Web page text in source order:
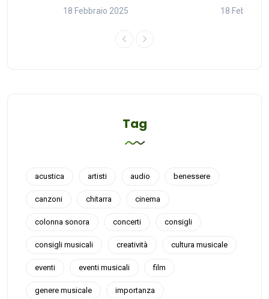
18 Febbraio 2025 18 Febbraio
Tag
acustica artisti audio benessere
canzoni chitarra cinema
colonna sonora concerti consigli
consigli musicali creatività cultura musicale
eventi eventi musicali film
genere musicale importanza